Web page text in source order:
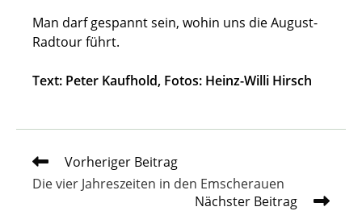
Man darf gespannt sein, wohin uns die August-
Radtour führt.
Text: Peter Kaufhold, Fotos: Heinz-Willi Hirsch
Weitere
Artikel
ansehen
Vorheriger Beitrag
Die vier Jahreszeiten in den Emscherauen
Nächster Beitrag